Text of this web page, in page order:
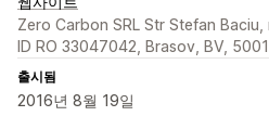
Zero Carbon SRL Str Stefan
ID RO 33047042, Brasov, BV,
출시됨
2016년 8월 19일